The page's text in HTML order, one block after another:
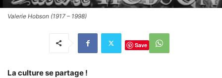
Valerie Hobson (1917 – 1998)
Save
La culture se partage !